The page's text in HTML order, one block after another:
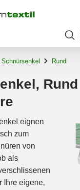
Schnürsenkel Rund
eignen
zum
von
als
Ihre eigene,